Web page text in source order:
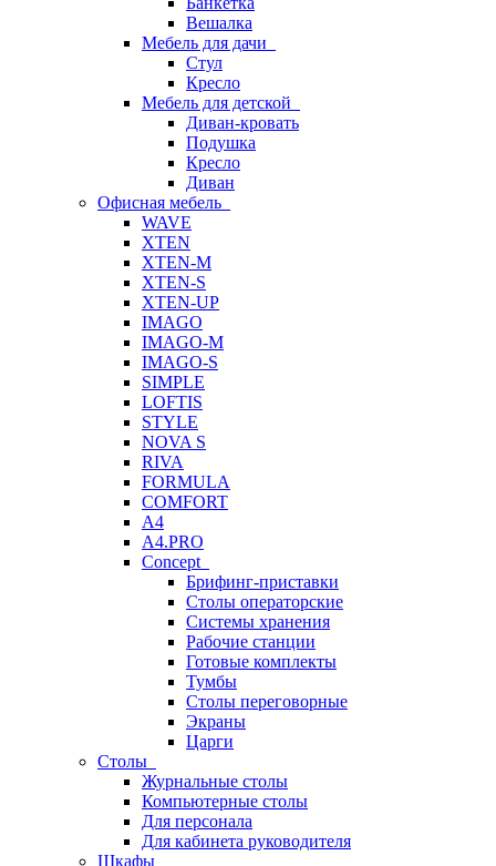
Вешалка
Мебель для дачи
Стул
Кресло
Мебель для детской
Диван-кровать
Подушка
Кресло
Диван
Офисная мебель
WAVE
XTEN
XTEN-M
XTEN-S
XTEN-UP
IMAGO
IMAGO-M
IMAGO-S
SIMPLE
LOFTIS
STYLE
NOVA S
RIVA
FORMULA
COMFORT
A4
A4.PRO
Concept
Брифинг-приставки
Столы операторские
Системы хранения
Рабочие станции
Готовые комплекты
Тумбы
Столы переговорные
Экраны
Царги
Столы
Журнальные столы
Компьютерные столы
Для персонала
Для кабинета руководителя
Шкафы